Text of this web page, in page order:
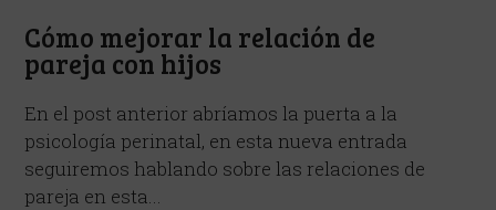
Cómo mejorar la relación de
pareja con hijos
En el post anterior abríamos la puerta a la
psicología perinatal, en esta nueva entrada
seguiremos hablando sobre las relaciones de
pareja en esta...